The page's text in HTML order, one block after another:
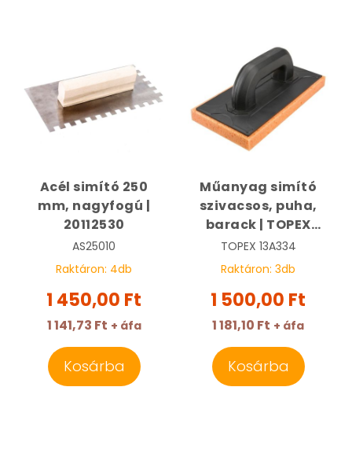
Acél simító 250
mm, nagyfogú |
20112530
AS25010
Raktáron: 4db
1 450,00 Ft
1 141,73 Ft + áfa
Kosárba
Műanyag simító
szivacsos, puha,
barack | TOPEX
13A334
TOPEX 13A334
Raktáron: 3db
1 500,00 Ft
1 181,10 Ft + áfa
Kosárba